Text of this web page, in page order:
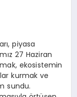
piyasa
27 Haziran
ekosistemin
kurmak ve
sundu.